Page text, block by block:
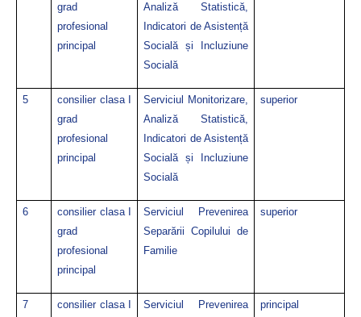
grad
profesional
principal
Analiză Statistică,
Indicatori de Asistență
Socială și Incluziune
Socială
5
consilier clasa I
grad
profesional
principal
Serviciul Monitorizare,
Analiză Statistică,
Indicatori de Asistență
Socială și Incluziune
Socială
superior
6
consilier clasa I
grad
profesional
principal
Serviciul Prevenirea
Separării Copilului de
Familie
superior
7
consilier clasa I
Serviciul Prevenirea
principal